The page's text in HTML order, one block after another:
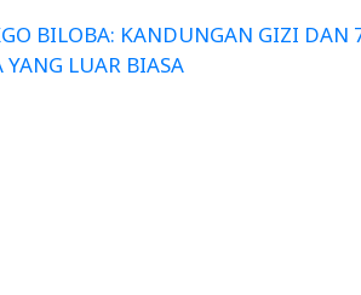
BILOBA: KANDUNGAN GIZI DAN
YANG LUAR BIASA